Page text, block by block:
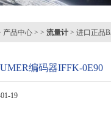
产品中心 > > 流量计 > 进口正品
编码器IFFK-0E90
19